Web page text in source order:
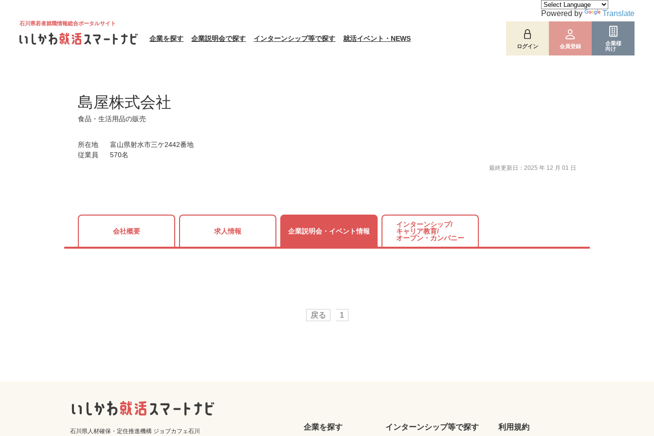
石川県若者就職情報総合ポータルサイト
企業を探す 企業説明会で探す インターンシップ等で探す 就活イベント・NEWS
ログイン 会員登録
企業様
向け
Powered by Translate
島屋株式会社
食品・生活用品の販売
所在地
富山県射水市三ケ2442番地
従業員
570名
最終更新日：2025 年 12 月 01 日
会社概要 求人情報 企業説明会・ イベント情報
インターンシップ/
キャリア教育/
オープン・カンパニー
戻る 1
石川県人材確保・定住推進機構 ジョブカフェ石川 企業を探す インターンシップ等で探す 利用規約